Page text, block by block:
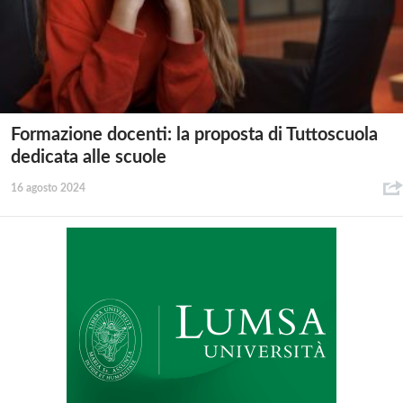
Formazione docenti: la proposta di Tuttoscuola
dedicata alle scuole
16 agosto 2024